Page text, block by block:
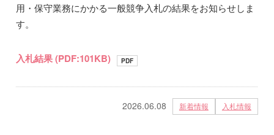
用・保守業務にかかる一般競争入札の結果をお知らせしま
す。
入札結果 (PDF:101KB) PDF
2026.06.08 新着情報 入札情報